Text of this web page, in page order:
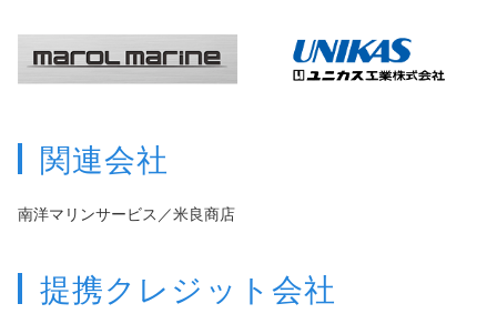
関連会社
南洋マリンサービス／米良商店
提携クレジット会社